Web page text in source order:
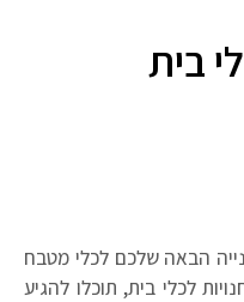
בית
הבאה שלכם לכלי מטבח
לכלי בית, תוכלו להגיע